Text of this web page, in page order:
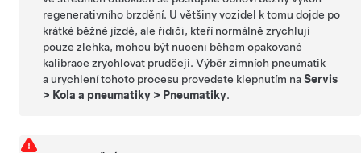
regenerativního brzdění. U většiny vozidel k tomu dojde po
krátké běžné jízdě, ale řidiči, kteří normálně zrychlují
pouze zlehka, mohou být nuceni během opakované
kalibrace zrychlovat prudčeji. Výběr zimních pneumatik
a urychlení tohoto procesu provedete klepnutím naServis
> Kola a pneumatiky > Pneumatiky.